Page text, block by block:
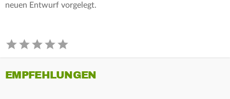
neuen Entwurf vorgelegt.
EMPFEHLUNGEN